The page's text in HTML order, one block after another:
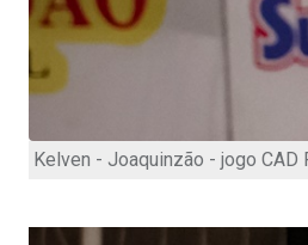
Kelven - Joaquinzão - jogo CAD